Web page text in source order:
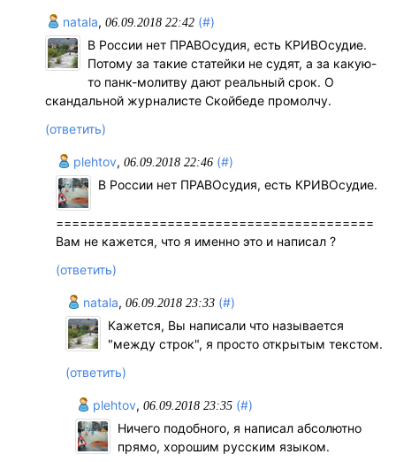
natala,06.09.2018 22:42 (#)
В России нет ПРАВОсудия, есть КРИВОсудие.
Потому за такие статейки не судят, а за какую-
то панк-молитву дают реальный срок. О
скандальной журналисте Скойбеде промолчу.
(ответить)
plehtov, 06.09.2018 22:46 (#)
В России нет ПРАВОсудия, есть КРИВОсудие.
========================================
Вам не кажется, что я именно это и написал ?
(ответить)
natala,06.09.2018 23:33 (#)
Кажется, Вы написали что называется
"между строк", я просто открытым текстом.
(ответить)
plehtov, 06.09.2018 23:35 (#)
Ничего подобного, я написал абсолютно
прямо, хорошим русским языком.